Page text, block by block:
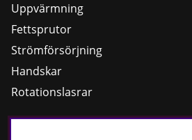
Uppvärmning
Fettsprutor
Strömförsörjning
Handskar
Rotationslasrar